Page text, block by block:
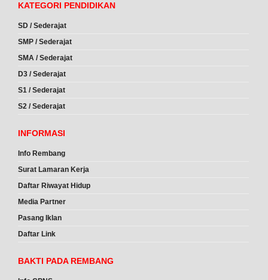
KATEGORI PENDIDIKAN
SD / Sederajat
SMP / Sederajat
SMA / Sederajat
D3 / Sederajat
S1 / Sederajat
S2 / Sederajat
INFORMASI
Info Rembang
Surat Lamaran Kerja
Daftar Riwayat Hidup
Media Partner
Pasang Iklan
Daftar Link
BAKTI PADA REMBANG